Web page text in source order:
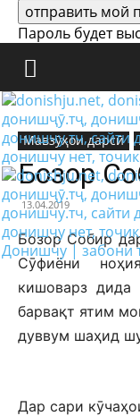
Пароль будет
Донишчу | забони
Мавзӯҳои дарсӣ
Бозор
13.04.2019
Бозор Собир
Сӯфиёни
кишоварз дида
барвақт ятим
дуввум шаҳид
Дар сари